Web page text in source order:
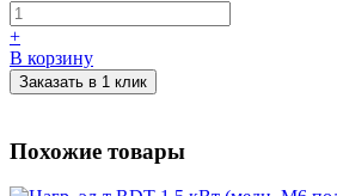
+
В корзину
Заказать в 1 клик
Похожие товары